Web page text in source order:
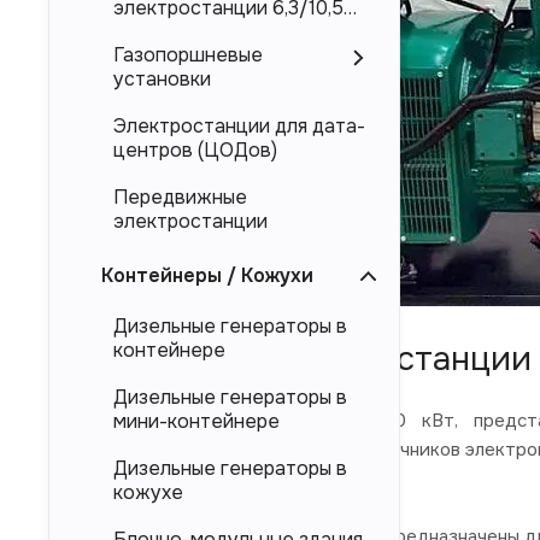
Надежные
Дизельные электростанции 100 кВт,
электроснабжения в качестве источников
и китайского производства.
электростанции 6,3/10,5
Газопоршневые
установки
Электростанции для дата-
центров (ЦОДов)
Передвижные
электростанции
Контейнеры / Кожухи
Дизельные генераторы в
контейнере
Дизельные генераторы в
мини-контейнере
Дизельные генераторы в
кожухе